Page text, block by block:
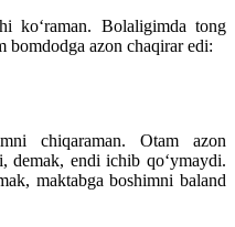
koʻraman. Bolaligimda tong
bomdodga azon chaqirar edi:
chiqaraman. Otam azon
demak, endi ichib qoʻymaydi.
maktabga boshimni baland